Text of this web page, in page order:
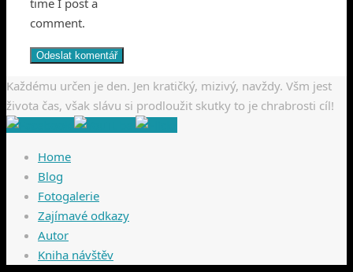
time I post a
comment.
Každému určen je den. Jen kratičký, mizivý, navždy. Všm jest
života čas, však slávu si prodloužit skutky to je chrabrosti cíl!
Home
Blog
Fotogalerie
Zajímavé odkazy
Autor
Kniha návštěv